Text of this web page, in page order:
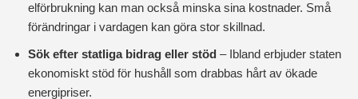
elförbrukning kan man också minska sina kostnader. Små
förändringar i vardagen kan göra stor skillnad.
Sök efter statliga bidrag eller stöd – Ibland erbjuder staten
ekonomiskt stöd för hushåll som drabbas hårt av ökade
energipriser.